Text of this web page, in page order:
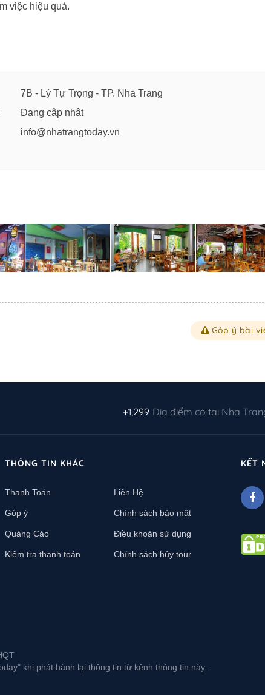
việc hiệu quả.
7B - Lý Tự Trọng - TP. Nha Trang
Đang cập nhật
info@nhatrangtoday.vn
Góp ý bài
+1,299 Địa điểm có tại Nha
THÔNG TIN KHÁC
Thanh Toán Liên Hệ
Góp ý Chính sách bảo mật
Quảng Cáo Điều khoản sử dụng
Kiểm tra thanh toán Chính sách hủy tour
KẾT
khi phát hành lại thông tin từ kênh thông tin này.